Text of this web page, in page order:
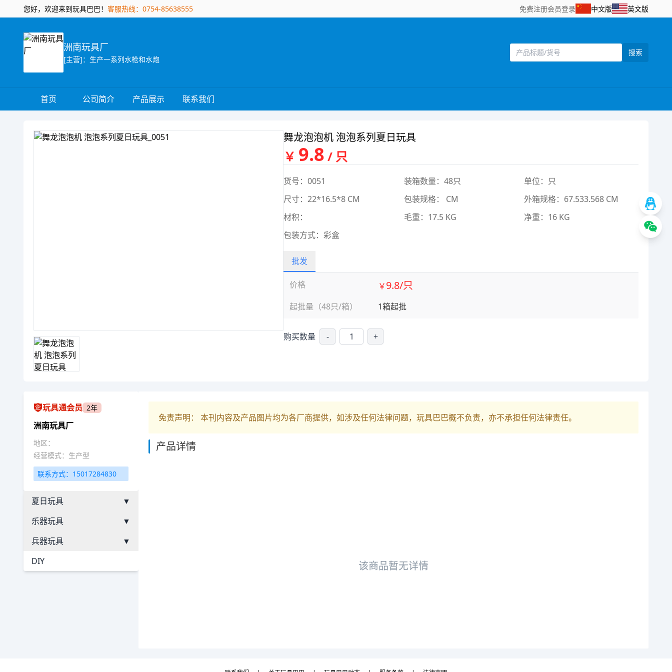
您好，欢迎来到玩具巴巴！ 客服热线：0754-85638555 免费注册会员登录 中文版 英文版
洲南玩具厂
[主营]：生产一系列水枪和水炮
搜索
首页 公司简介 产品展示 联系我们
舞龙泡泡机 泡泡系列夏日玩具
￥ 9.8 / 只
货号：0051 装箱数量：48只
单位：只
尺寸：22*16.5*8 CM
包装规格： CM
外箱规格：67.533.568 CM
材积：
毛重：17.5 KG
净重：16 KG
包装方式：彩盒
批发
价格
起批量（48只/箱）
￥9.8/只
1箱起批
购买数量 - +
玩具通会员 2年
洲南玩具厂
地区：
经营模式：生产型
联系方式：15017284830
夏日玩具
▼
乐器玩具
▼
兵器玩具
▼
DIY
免责声明： 本刊内容及产品图片均为各厂商提供，如涉及任何法律问题，玩具巴巴概不负责，亦不承担任何法律责任。
产品详情
该商品暂无详情